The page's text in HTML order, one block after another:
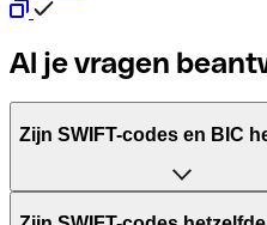
Al je vragen
Zijn SWIFT-codes en BIC